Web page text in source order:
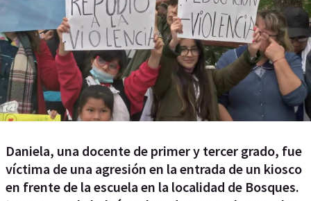
Daniela, una docente de primer y tercer grado, fue
víctima de una agresión en la entrada de un kiosco
en frente de la escuela en la localidad de Bosques.